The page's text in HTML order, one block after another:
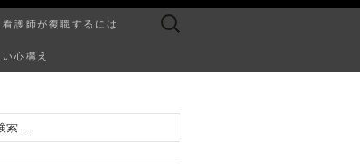
護師が復職するには
心構え
検